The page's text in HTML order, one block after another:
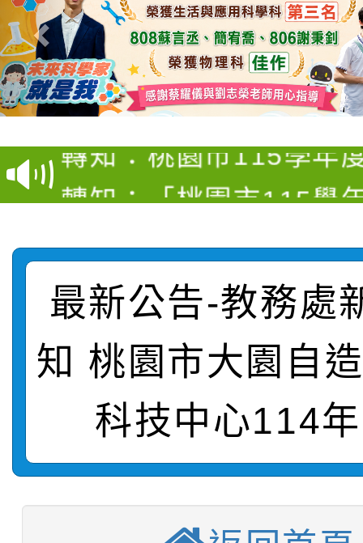
【甄選結果(第4招)】
學年度第1學期第9次代
結果(第4招)
【甄選結果(第12招)】
學年度第1學期第7次代
結果(第12招)
轉知：桃園市115學年
賽及師生本土語及新住
轉知：「桃園市115學
動辦法」
轉知臺中市政府政風處
城市手牽手，綠能透明
畫影片一案
轉知：「115學年度全
劇比賽實施要點」及修
轉知：桃園市115年度
敬師藝文競賽』實施計
【甄選結果(第11招)】
學年度第1學期第7次代
結果(第11招)
【甄選結果(第3招)】
學年度第1學期第9次代
【甄選結果(第4招)】
最新公告-教務處
知 桃園市大園自
科技中心114